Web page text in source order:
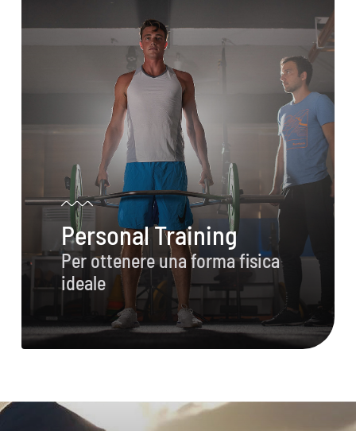
Personal Training
Per ottenere una forma fisica
ideale